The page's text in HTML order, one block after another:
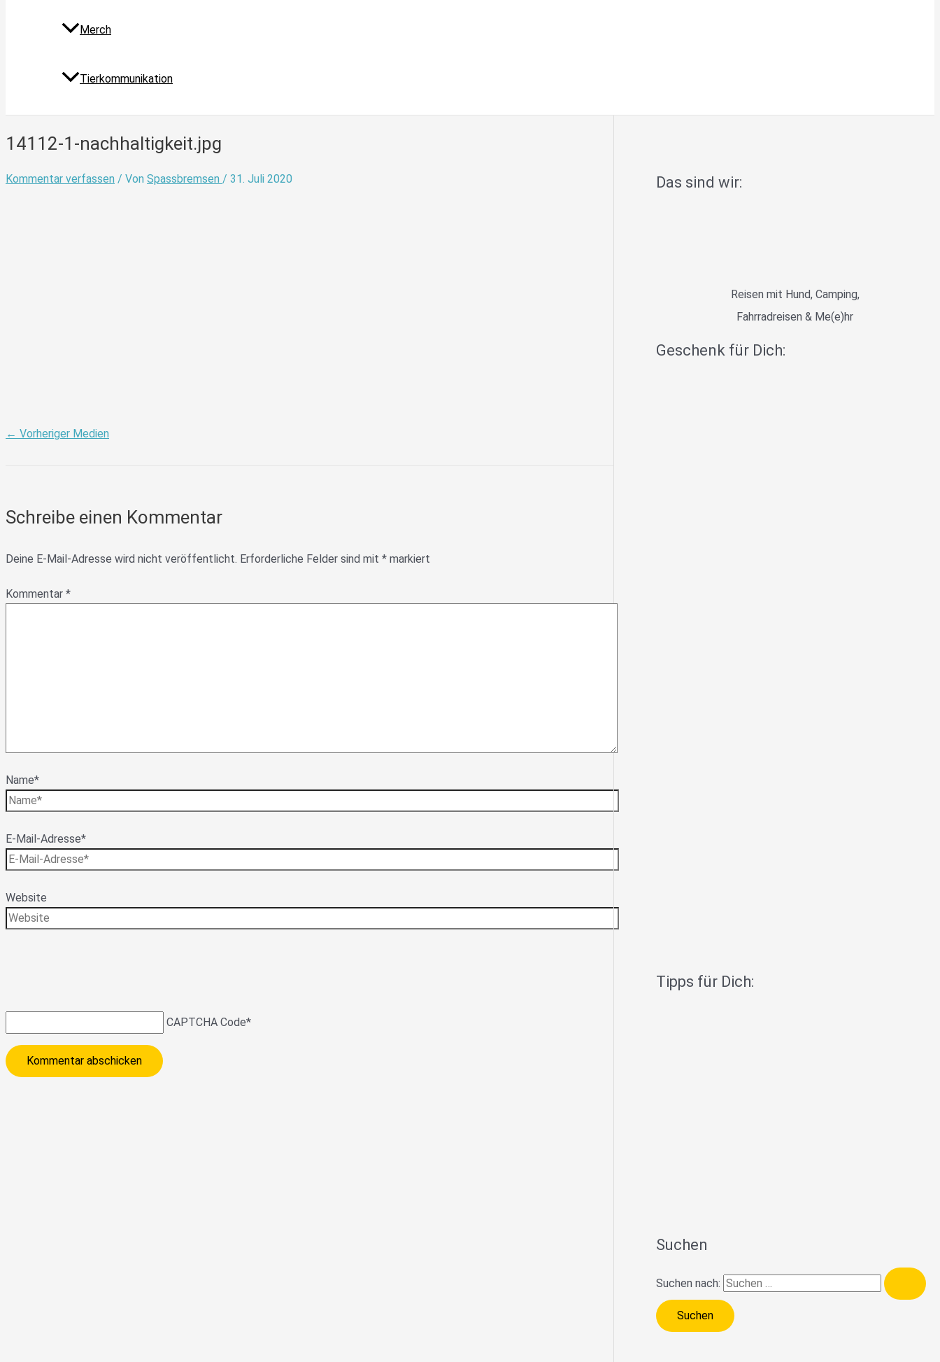
Merch
Tierkommunikation
14112-1-nachhaltigkeit.jpg
Kommentar verfassen / Von Spassbremsen / 31. Juli 2020
← Vorheriger Medien
Schreibe einen Kommentar
Deine E-Mail-Adresse wird nicht veröffentlicht. Erforderliche Felder sind mit * markiert
Kommentar *
Name*
E-Mail-Adresse*
Website
CAPTCHA Code*
Das sind wir:
Reisen mit Hund, Camping,
Fahrradreisen & Me(e)hr
Geschenk für Dich:
Tipps für Dich:
Suchen
Suchen nach: